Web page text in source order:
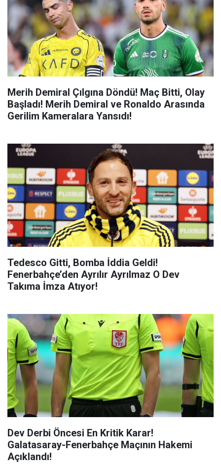
Merih Demiral Çılgına Döndü! Maç Bitti, Olay
Başladı! Merih Demiral ve Ronaldo Arasında
Gerilim Kameralara Yansıdı!
Tedesco Gitti, Bomba İddia Geldi!
Fenerbahçe’den Ayrılır Ayrılmaz O Dev
Takıma İmza Atıyor!
Dev Derbi Öncesi En Kritik Karar!
Galatasaray-Fenerbahçe Maçının Hakemi
Açıklandı!